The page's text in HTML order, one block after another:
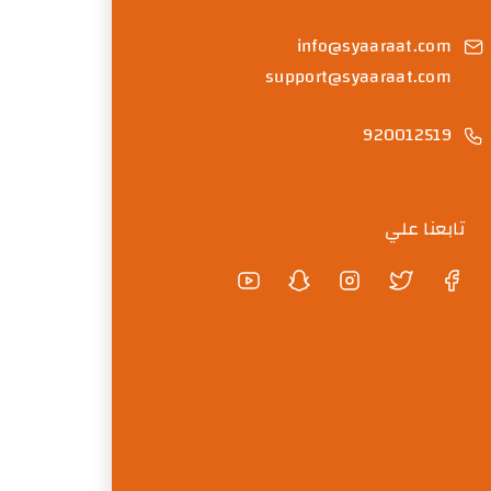
info@syaaraat.com
support@syaaraat.com
920012519
تابعنا علي